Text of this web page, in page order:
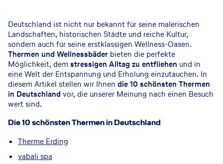
Deutschland ist nicht nur bekannt für seine malerischen
Landschaften, historischen Städte und reiche Kultur,
sondern auch für seine erstklassigen Wellness-Oasen.
Thermen und Wellnessbäder bieten die perfekte
Möglichkeit, dem stressigen Alltag zu entfliehen und in
eine Welt der Entspannung und Erholung einzutauchen. In
diesem Artikel stellen wir Ihnen die 10 schönsten Thermen
in Deutschland vor, die unserer Meinung nach einen Besuch
wert sind.
Die 10 schönsten Thermen in Deutschland
Therme Erding
vabali spa